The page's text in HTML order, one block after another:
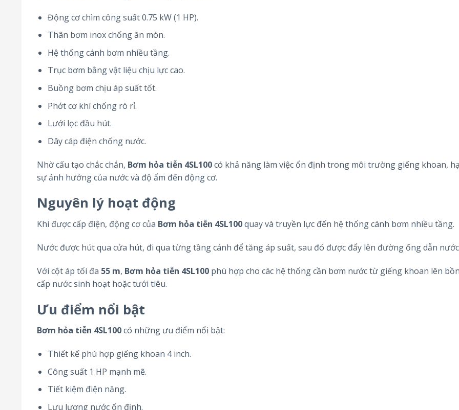
Động cơ chìm công suất 0.75 kW (1 HP).
Thân bơm inox chống ăn mòn.
Hệ thống cánh bơm nhiều tầng.
Trục bơm bằng vật liệu chịu lực cao.
Buồng bơm chịu áp suất tốt.
Phớt cơ khí chống rò rỉ.
Lưới lọc đầu hút.
Dây cáp điện chống nước.
Nhờ cấu tạo chắc chắn, Bơm hỏa tiễn 4SL100có khả năng làm việc ổn định trong môi trường giếng khoan,
sự ảnh hưởng của nước và độ ẩm đến động cơ.
Nguyên lý hoạt động
Khi được cấp điện, động cơ của Bơm hỏa tiễn 4SL100quay và truyền lực đến hệ thống cánh bơm nhiều tầng.
Nước được hút qua cửa hút, đi qua từng tầng cánh để tăng áp suất, sau đó được đẩy lên đường ống dẫn
Với cột áp tối đa 55 m, Bơm hỏa tiễn 4SL100 phù hợp cho các hệ thống cần bơm nước từ giếng khoan lên
cấp nước sinh hoạt hoặc tưới tiêu.
Ưu điểm nổi bật
Bơm hỏa tiễn 4SL100có những ưu điểm nổi bật:
Thiết kế phù hợp giếng khoan 4 inch.
Công suất 1 HP mạnh mẽ.
Tiết kiệm điện năng.
Lưu lượng nước ổn định.